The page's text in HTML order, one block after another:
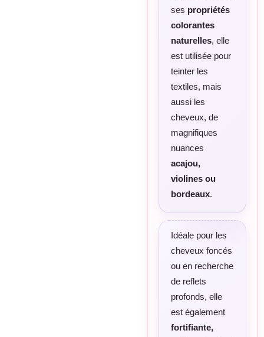
ses propriétés
colorantes
naturelles, elle
est utilisée pour
teinter les
textiles, mais
aussi les
cheveux, de
magnifiques
nuances
acajou,
violines ou
bordeaux.
Idéale pour les
cheveux foncés
ou en recherche
de reflets
profonds, elle
est également
fortifiante,